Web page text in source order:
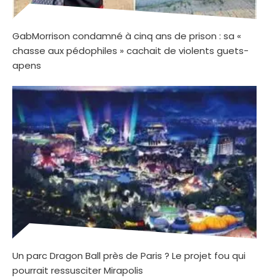
GabMorrison condamné à cinq ans de prison : sa «
chasse aux pédophiles » cachait de violents guets-
apens
Un parc Dragon Ball près de Paris ? Le projet fou qui
pourrait ressusciter Mirapolis